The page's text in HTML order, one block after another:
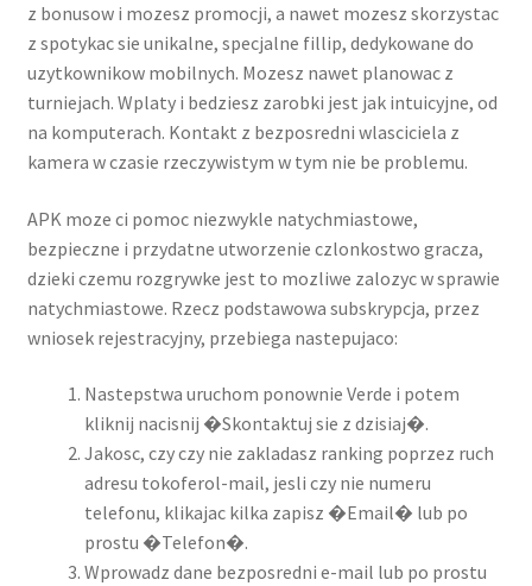
z bonusow i mozesz promocji, a nawet mozesz skorzystac
z spotykac sie unikalne, specjalne fillip, dedykowane do
uzytkownikow mobilnych. Mozesz nawet planowac z
turniejach. Wplaty i bedziesz zarobki jest jak intuicyjne, od
na komputerach. Kontakt z bezposredni wlasciciela z
kamera w czasie rzeczywistym w tym nie be problemu.
APK moze ci pomoc niezwykle natychmiastowe,
bezpieczne i przydatne utworzenie czlonkostwo gracza,
dzieki czemu rozgrywke jest to mozliwe zalozyc w sprawie
natychmiastowe. Rzecz podstawowa subskrypcja, przez
wniosek rejestracyjny, przebiega nastepujaco:
Nastepstwa uruchom ponownie Verde i potem
kliknij nacisnij �Skontaktuj sie z dzisiaj�.
Jakosc, czy czy nie zakladasz ranking poprzez ruch
adresu tokoferol-mail, jesli czy nie numeru
telefonu, klikajac kilka zapisz �Email� lub po
prostu �Telefon�.
Wprowadz dane bezposredni e-mail lub po prostu